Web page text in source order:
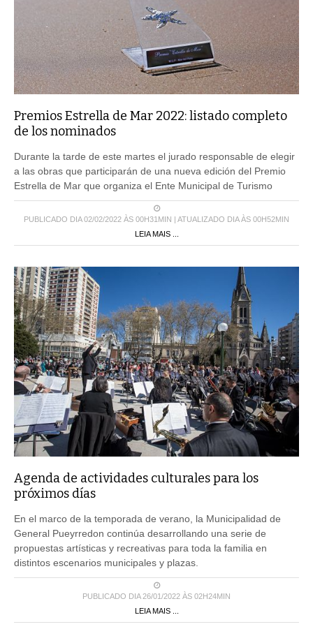
de los nominados
a las obras que participarán de una nueva edición del Premio
Estrella de Mar que organiza el Ente Municipal de Turismo
PUBLICADO DIA 02/02/2022 ÀS 00H31MIN | ATUALIZADO DIA ÀS 00H52MIN
LEIA MAIS ...
próximos días
En el marco de la temporada de verano, la Municipalidad de
General Pueyrredon continúa desarrollando una serie de
propuestas artísticas y recreativas para toda la familia en
distintos escenarios municipales y plazas.
PUBLICADO DIA 26/01/2022 ÀS 02H24MIN
LEIA MAIS ...